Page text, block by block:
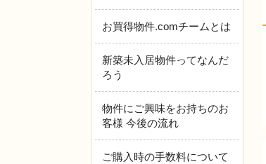
お買得物件.comチームとは
新築未入居物件ってなんだ
ろう
物件にご興味をお持ちのお
客様 今後の流れ
ご購入時の手数料について